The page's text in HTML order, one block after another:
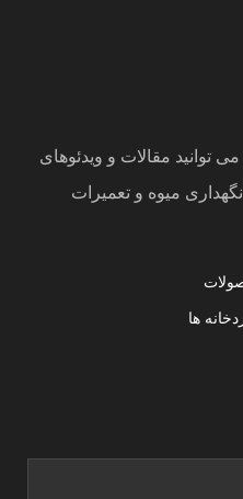
مقالات و ویدئوهای
میوه و تعمیرات
ها